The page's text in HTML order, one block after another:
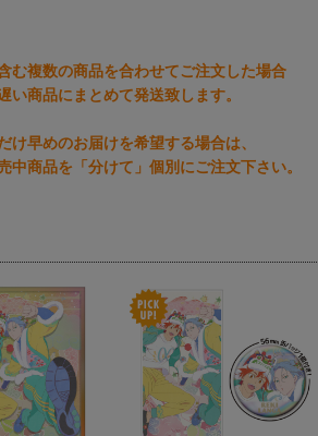
む複数の商品を合わせてご注文した場合
い商品にまとめて発送致します。
け早めのお届けを希望する場合は、
中商品を「分けて」個別にご注文下さい。